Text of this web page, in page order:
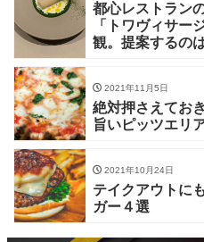
都心レストラン
「トワヴィサー
観。提案するの
2021年11月5日
絶対押さえてお
旨いピッツエリ
2021年10月24日
テイクアウトに
ガー４選